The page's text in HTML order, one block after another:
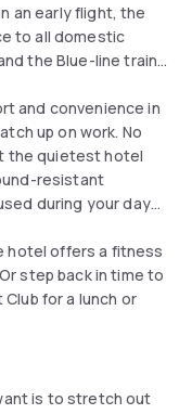
an early flight, the
to all domestic
the Blue-line train
and convenience in
up on work. No
the quietest hotel
resistant
during your day
hotel offers a fitness
step back in time to
for a lunch or
is to stretch out